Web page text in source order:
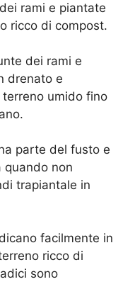
rami e piantate
ricco di compost.
dei rami e
drenato e
umido fino
parte del fusto e
quando non
trapiantale in
facilmente in
ricco di
sono